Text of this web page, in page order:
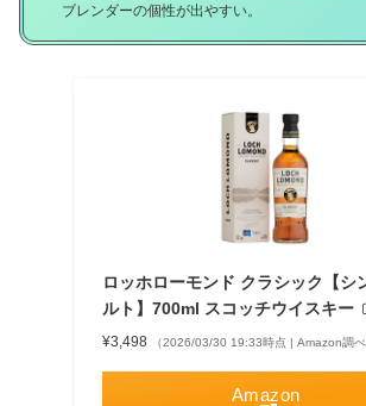
ブレンダーの個性が出やすい。
ロッホローモンド クラシック【シ
ルト】700ml スコッチウイスキー
¥3,498 （2026/03/30 19:33時点 | Amazon調べ
Amazon